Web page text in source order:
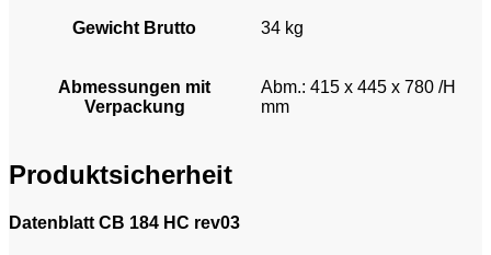
Gewicht Brutto 34 kg
Abmessungen mit
Verpackung
Abm.: 415 x 445 x 780 /H
mm
Produktsicherheit
Datenblatt CB 184 HC rev03